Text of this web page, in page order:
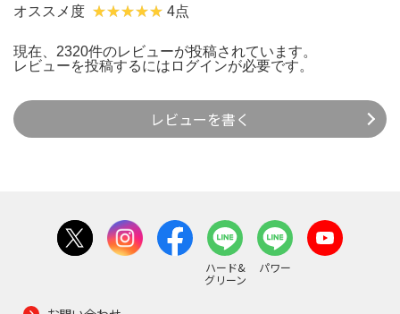
オススメ度 4点
現在、2320件のレビューが投稿されています。
レビューを投稿するには ログインが必要です。
レビューを書く
ハード&
グリーン
パワー